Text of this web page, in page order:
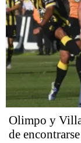
Olimpo y
de